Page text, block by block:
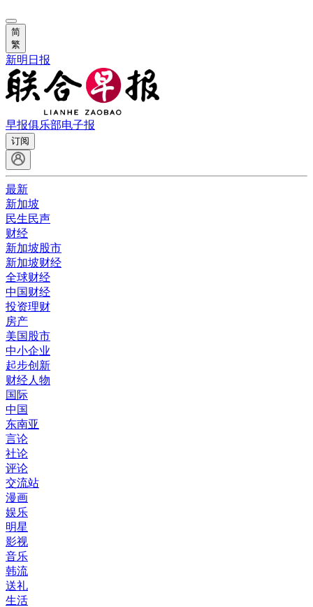
简
繁
新明日报
早报俱乐部电子报
订阅
最新
新加坡
民生民声
财经
新加坡股市
新加坡财经
全球财经
中国财经
投资理财
房产
美国股市
中小企业
起步创新
财经人物
国际
中国
东南亚
言论
社论
评论
交流站
漫画
娱乐
明星
影视
音乐
韩流
送礼
生活